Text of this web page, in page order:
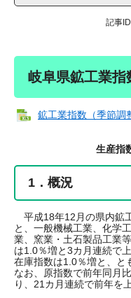
記事
岐阜県鉱工業指
鉱工業指数（季節調
生産指
1．概況
平成18年12月の県内鉱
と、一般機械工業、化学
業、窯業・土石製品工業
は1.0％増と3カ月連続で
在庫指数は1.0％増と、と
なお、原指数で前年同月
り、21カ月連続で前年を